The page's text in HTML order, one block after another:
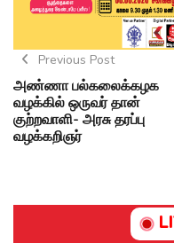
Previous Post
அண்ணா பல்கலைக்கழக
வழக்கில் ஒருவர் தான்
குற்றவாளி- அரசு தரப்பு
வழக்கறிஞர்